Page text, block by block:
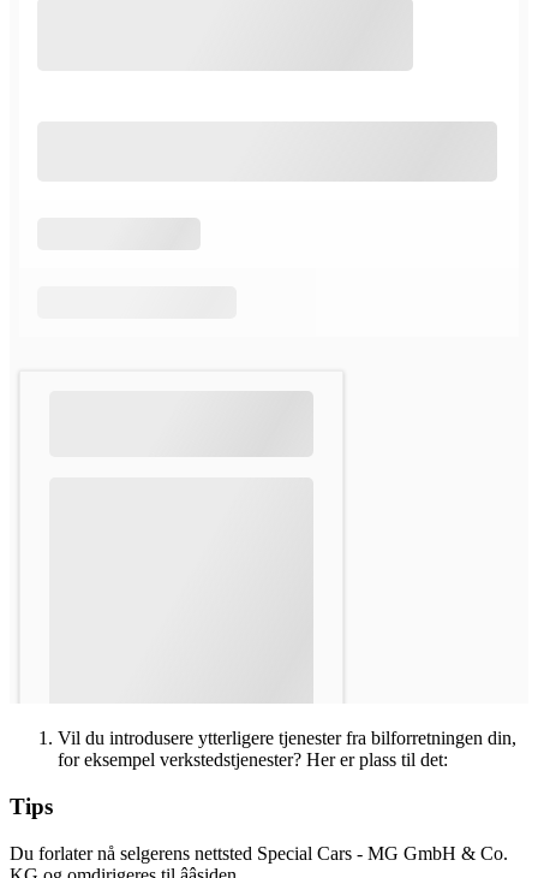
Vil du introdusere ytterligere tjenester fra bilforretningen din,
for eksempel verkstedstjenester? Her er plass til det:
Tips
Du forlater nå selgerens nettsted Special Cars - MG GmbH & Co.